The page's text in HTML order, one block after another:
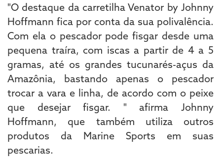
"O destaque da carretilha Venator by Johnny
Hoffmann fica por conta da sua polivalência.
Com ela o pescador pode fisgar desde uma
pequena traíra, com iscas a partir de 4 a 5
gramas, até os grandes tucunarés-açus da
Amazônia, bastando apenas o pescador
trocar a vara e linha, de acordo com o peixe
que desejar fisgar. " afirma Johnny
Hoffmann, que também utiliza outros
produtos da Marine Sports em suas
pescarias.